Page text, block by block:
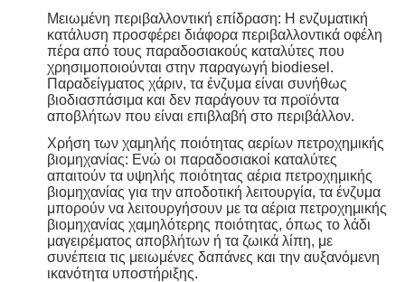
Μειωμένη περιβαλλοντική επίδραση: Η ενζυματική
κατάλυση προσφέρει διάφορα περιβαλλοντικά οφέλη
πέρα από τους παραδοσιακούς καταλύτες που
χρησιμοποιούνται στην παραγωγή biodiesel.
Παραδείγματος χάριν, τα ένζυμα είναι συνήθως
βιοδιασπάσιμα και δεν παράγουν τα προϊόντα
αποβλήτων που είναι επιβλαβή στο περιβάλλον.
Χρήση των χαμηλής ποιότητας αερίων πετροχημικής
βιομηχανίας: Ενώ οι παραδοσιακοί καταλύτες
απαιτούν τα υψηλής ποιότητας αέρια πετροχημικής
βιομηχανίας για την αποδοτική λειτουργία, τα ένζυμα
μπορούν να λειτουργήσουν με τα αέρια πετροχημικής
βιομηχανίας χαμηλότερης ποιότητας, όπως το λάδι
μαγειρέματος αποβλήτων ή τα ζωικά λίπη, με
συνέπεια τις μειωμένες δαπάνες και την αυξανόμενη
ικανότητα υποστήριξης.